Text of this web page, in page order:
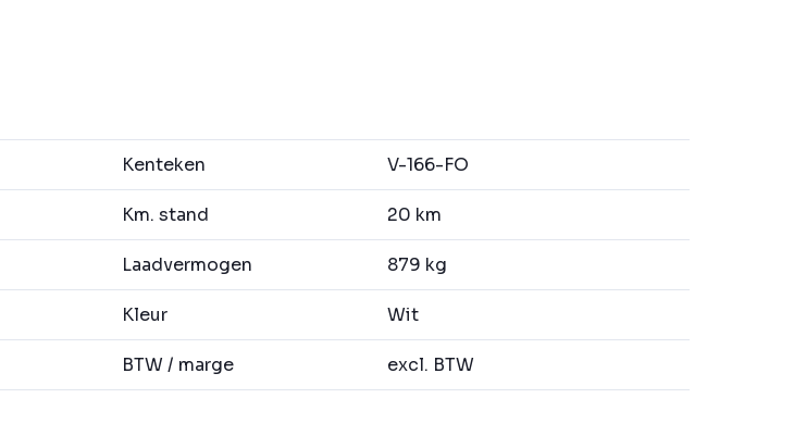
Kenteken V-166-FO
Km. stand 20 km
Laadvermogen 879 kg
Kleur Wit
BTW / marge excl. BTW